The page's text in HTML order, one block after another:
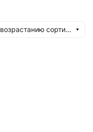
По возрастанию сортировки